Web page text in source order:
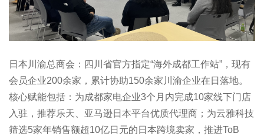
日本川渝总商会：四川省官方指定“海外成都工作站”，现有
会员企业200余家，累计协助150余家川渝企业在日落地。
核心赋能包括：为成都家电企业3个月内完成10家线下门店
入驻，推荐乐天、亚马逊日本平台优质代理商；为云雅科技
筛选5家年销售额超10亿日元的日本跨境卖家，推进ToB